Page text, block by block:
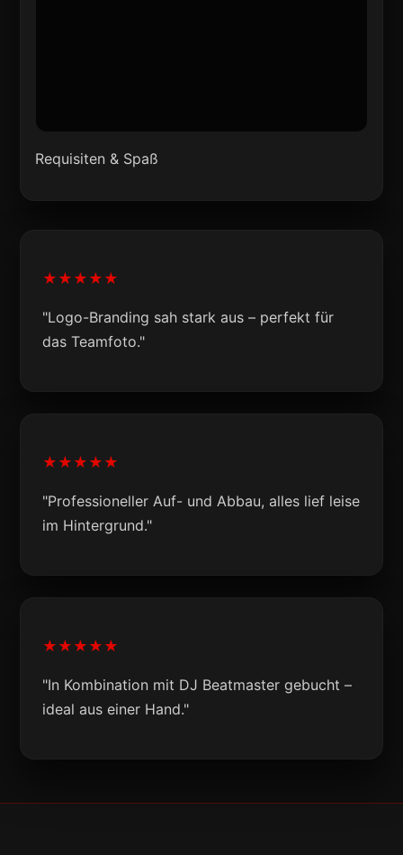
Requisiten & Spaß
★★★★★
"Logo-Branding sah stark aus – perfekt für
das Teamfoto."
★★★★★
"Professioneller Auf- und Abbau, alles lief leise
im Hintergrund."
★★★★★
"In Kombination mit DJ Beatmaster gebucht –
ideal aus einer Hand."